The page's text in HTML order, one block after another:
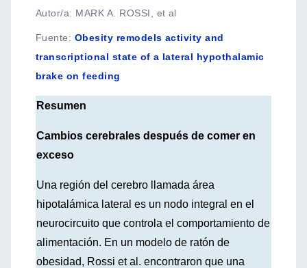
Autor/a: MARK A. ROSSI, et al
Fuente: Obesity remodels activity and
transcriptional state of a lateral hypothalamic
brake on feeding
Resumen
Cambios cerebrales después de comer en
exceso
Una región del cerebro llamada área
hipotalámica lateral es un nodo integral en el
neurocircuito que controla el comportamiento de
alimentación. En un modelo de ratón de
obesidad, Rossi et al. encontraron que una